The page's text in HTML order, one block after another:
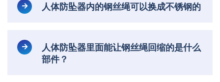
人体防坠器内的钢丝绳可以换成不锈钢的
人体防坠器里面能让钢丝绳回缩的是什么
部件？